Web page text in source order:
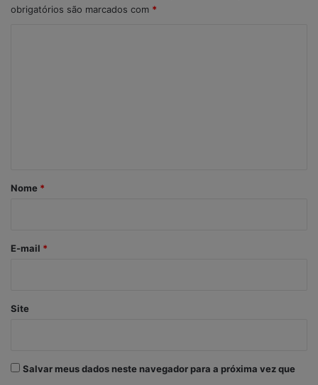
obrigatórios são marcados com *
r
*
Nome *
E-mail *
Site
Salvar meus dados neste navegador para a próxima vez que